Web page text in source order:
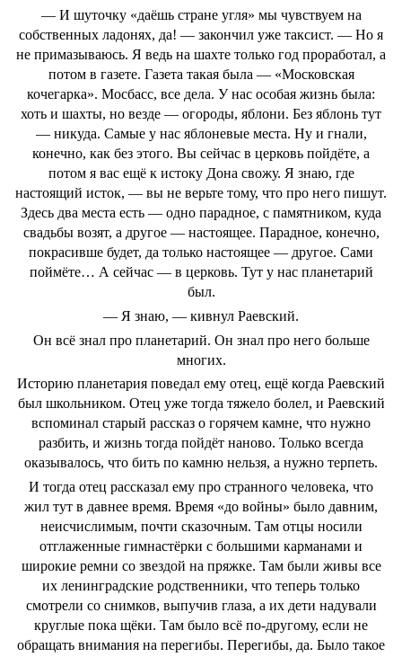
— И шуточку «даёшь стране угля» мы чувствуем на
собственных ладонях, да! — закончил уже таксист. — Но я
не примазываюсь. Я ведь на шахте только год проработал, а
потом в газете. Газета такая была — «Московская
кочегарка». Мосбасс, все дела. У нас особая жизнь была:
хоть и шахты, но везде — огороды, яблони. Без яблонь тут
— никуда. Самые у нас яблоневые места. Ну и гнали,
конечно, как без этого. Вы сейчас в церковь пойдёте, а
потом я вас ещё к истоку Дона свожу. Я знаю, где
настоящий исток, — вы не верьте тому, что про него пишут.
Здесь два места есть — одно парадное, с памятником, куда
свадьбы возят, а другое — настоящее. Парадное, конечно,
покрасивше будет, да только настоящее — другое. Сами
поймёте… А сейчас — в церковь. Тут у нас планетарий
был.
— Я знаю, — кивнул Раевский.
Он всё знал про планетарий. Он знал про него больше
многих.
Историю планетария поведал ему отец, ещё когда Раевский
был школьником. Отец уже тогда тяжело болел, и Раевский
вспоминал старый рассказ о горячем камне, что нужно
разбить, и жизнь тогда пойдёт наново. Только всегда
оказывалось, что бить по камню нельзя, а нужно терпеть.
И тогда отец рассказал ему про странного человека, что
жил тут в давнее время. Время «до войны» было давним,
неисчислимым, почти сказочным. Там отцы носили
отглаженные гимнастёрки с большими карманами и
широкие ремни со звездой на пряжке. Там были живы все
их ленинградские родственники, что теперь только
смотрели со снимков, выпучив глаза, а их дети надували
круглые пока щёки. Там было всё по-другому, если не
обращать внимания на перегибы. Перегибы, да. Было такое